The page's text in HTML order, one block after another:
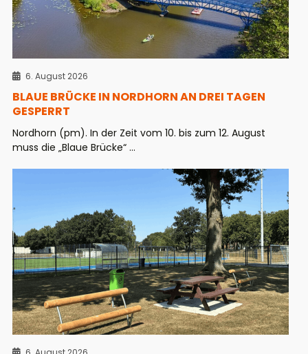
6. August 2026
BLAUE BRÜCKE IN NORDHORN AN DREI TAGEN
GESPERRT
Nordhorn (pm). In der Zeit vom 10. bis zum 12. August
muss die „Blaue Brücke“ ...